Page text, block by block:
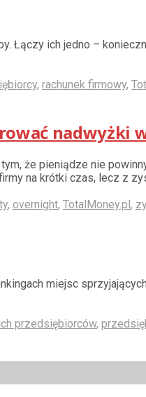
Łączy ich jedno –
, rachunek firmowy,
nadwyżki
że pieniądze nie
na krótki czas, lecz z
, overnight, TotalMoney.pl,
miejsc
przedsiębiorców,